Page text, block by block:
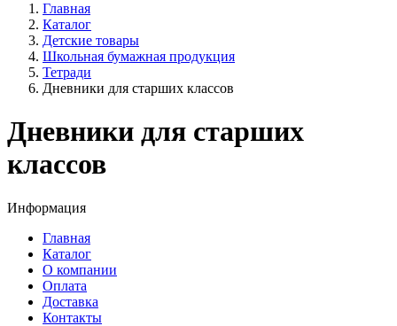
Главная
Каталог
Детские товары
Школьная бумажная продукция
Тетради
Дневники для старших классов
Дневники для старших
классов
Информация
Главная
Каталог
О компании
Оплата
Доставка
Контакты